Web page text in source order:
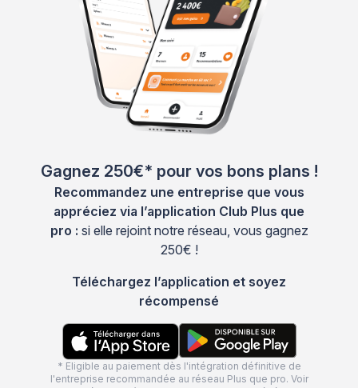
Gagnez 250€* pour vos bons plans !
Recommandez une entreprise que vous
appréciez via l’application Club Plus que
pro : si elle rejoint notre réseau, vous gagnez
250€ !
Téléchargez l’application et soyez
récompensé
* Eligible au paiement dès l'intégration définitive de
l'entreprise recommandée au réseau Plus que pro. Voir